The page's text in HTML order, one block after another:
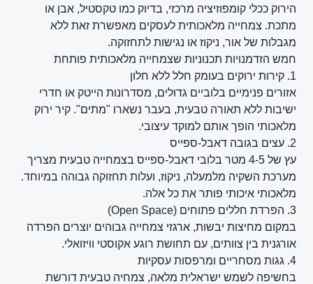
הירוק ככלי קומפוזיציה מרכזי, בדיוק כמו טקסטיל, אבן או
מתכת. צמחייה מלאכותית לעסקים מאפשרת זאת ללא
מגבלות של אור, ניקוז או נגישות לתחזוקה.
חמש הזדמנויות תכנוניות שצמחייה מלאכותית פותחת
1. קירות ירוקים בעומק חלל ללא חלון
אזורים פנימיים בלוביים גדולים, מסדרונות הייטק או חדרי
ישיבות ללא תאורה טבעית, בעבר נשארו "מתים". קיר ירוק
מלאכותי הופך אותם למוקד עיצובי.
2. עצים בגובה דאבל-ספייס
עץ של 4-5 מטר בלובי דאבל-ספייס בצמחייה טבעית מצריך
מערכת השקיה מלמעלה, ניקוז, ועלות תחזוקה גבוהה במיוחד.
מלאכותי איכותי פותר את כל אלה.
3. הפרדת חללים פתוחים (Open Space)
במקום מחיצות יבשות, ארגזי צמחייה גבוהים יוצרים הפרדה
אורגנית בין צוותים, עם תחושת רוגע אקוסטי וויזואלי.
4. גגות מסחריים ומרפסות עסקיות
בחשיפה לשמש ישראלית מלאה, צמחיה טבעית דורשת